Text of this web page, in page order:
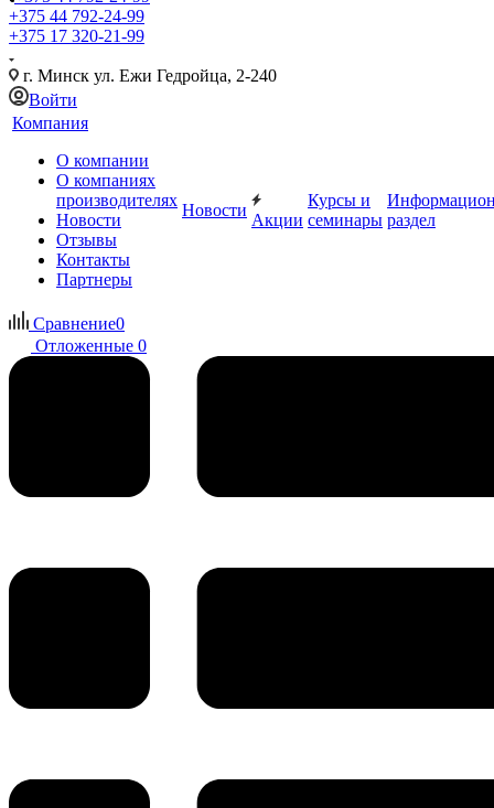
+375 44 792-24-99
+375 17 320-21-99
г. Минск ул. Ежи Гедройца, 2-240
Войти
Компания
О компании
О компаниях
производителях
Новости
Отзывы
Контакты
Партнеры
Новости
Акции
Курсы и
семинары раздел
Сравнение0
Отложенные 0